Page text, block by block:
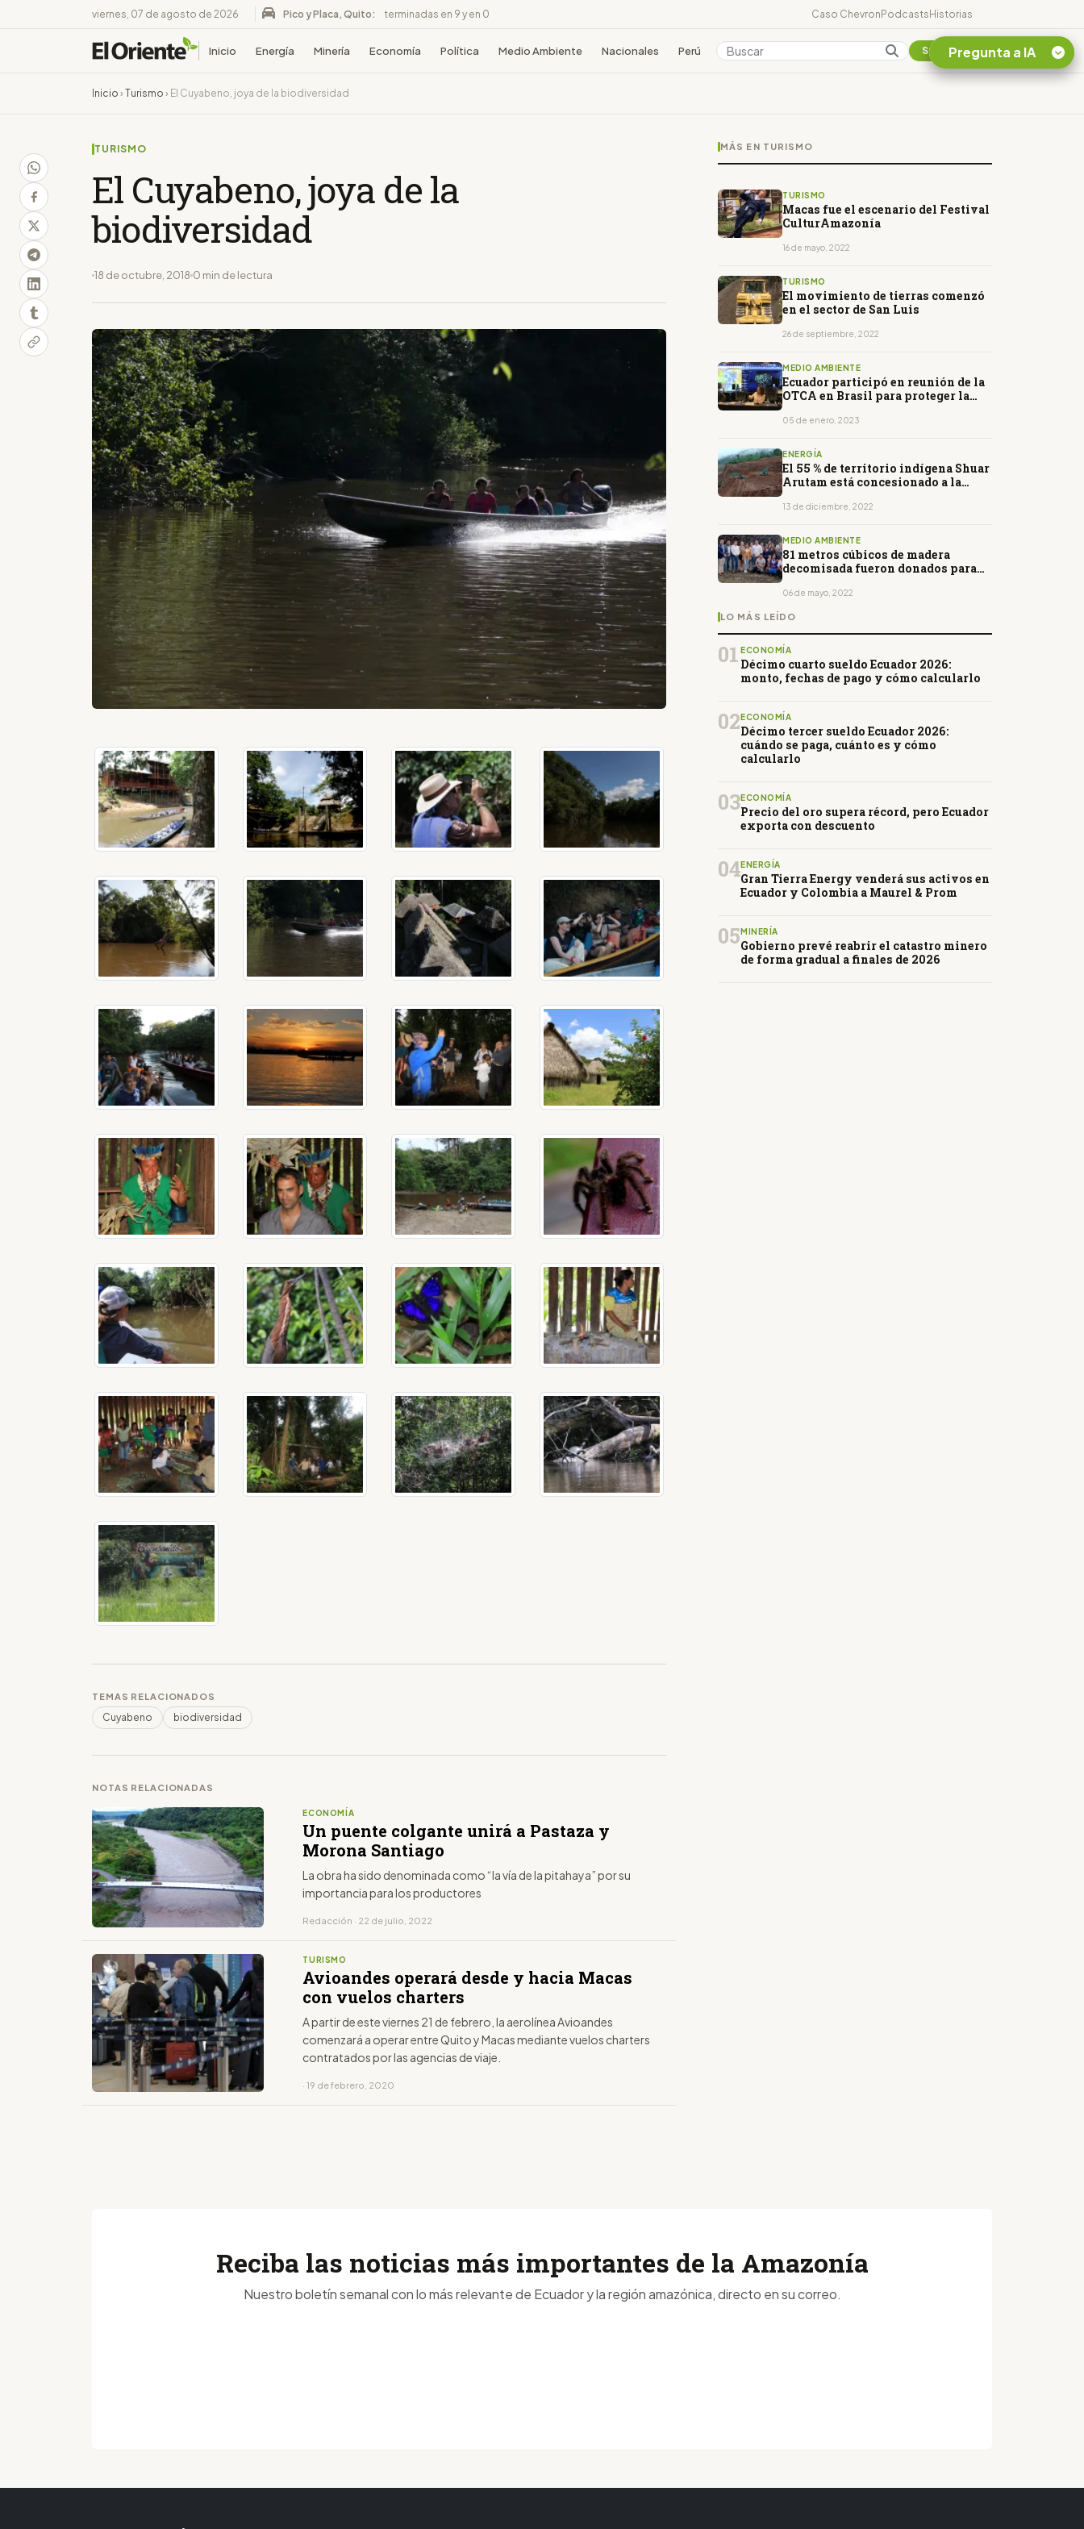
viernes, 07 de agosto de 2026 Pico y Placa, Quito: terminadas en 9 y en 0 Caso ChevronPodcastsHistorias
Inicio Energía Minería Economía Política Medio Ambiente Nacionales Perú Colombia Suscribirse
Inicio › Turismo › El Cuyabeno, joya de la biodiversidad
TURISMO
El Cuyabeno, joya de la
biodiversidad
18 de octubre, 2018 0 min de lectura
TEMAS RELACIONADOS
Cuyabeno biodiversidad
NOTAS RELACIONADAS
ECONOMÍA
Un puente colgante unirá a Pastaza y
Morona Santiago
La obra ha sido denominada como “la vía de la pitahaya” por su
importancia para los productores
Redacción · 22 de julio, 2022
TURISMO
Avioandes operará desde y hacia Macas
con vuelos charters
A partir de este viernes 21 de febrero, la aerolínea Avioandes
comenzará a operar entre Quito y Macas mediante vuelos charters
contratados por las agencias de viaje.
· 19 de febrero, 2020
MÁS EN TURISMO
TURISMO
Macas fue el escenario del Festival
CulturAmazonía
16 de mayo, 2022
TURISMO
El movimiento de tierras comenzó
en el sector de San Luis
26 de septiembre, 2022
MEDIO AMBIENTE
Ecuador participó en reunión de la
OTCA en Brasil para proteger la
05 de enero, 2023
ENERGÍA
El 55 % de territorio indígena Shuar
Arutam está concesionado a la
13 de diciembre, 2022
MEDIO AMBIENTE
81 metros cúbicos de madera
decomisada fueron donados para
06 de mayo, 2022
LO MÁS LEÍDO
01 ECONOMÍA
Décimo cuarto sueldo Ecuador 2026:
monto, fechas de pago y cómo calcularlo
02 ECONOMÍA
Décimo tercer sueldo Ecuador 2026:
cuándo se paga, cuánto es y cómo
calcularlo
03ECONOMÍA
Precio del oro supera récord, pero Ecuador
exporta con descuento
04ENERGÍA
Gran Tierra Energy venderá sus activos en
Ecuador y Colombia a Maurel & Prom
05 MINERÍA
Gobierno prevé reabrir el catastro minero
de forma gradual a finales de 2026
Pregunta a IA
Reciba las noticias más importantes de la Amazonía
Nuestro boletín semanal con lo más relevante de Ecuador y la región amazónica, directo en su correo.